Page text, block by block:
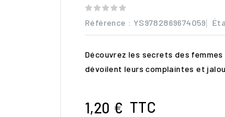
Référence : YS9782869674059
Découvrez les secrets des
dévoilent leurs complaintes et
1,20 € TTC